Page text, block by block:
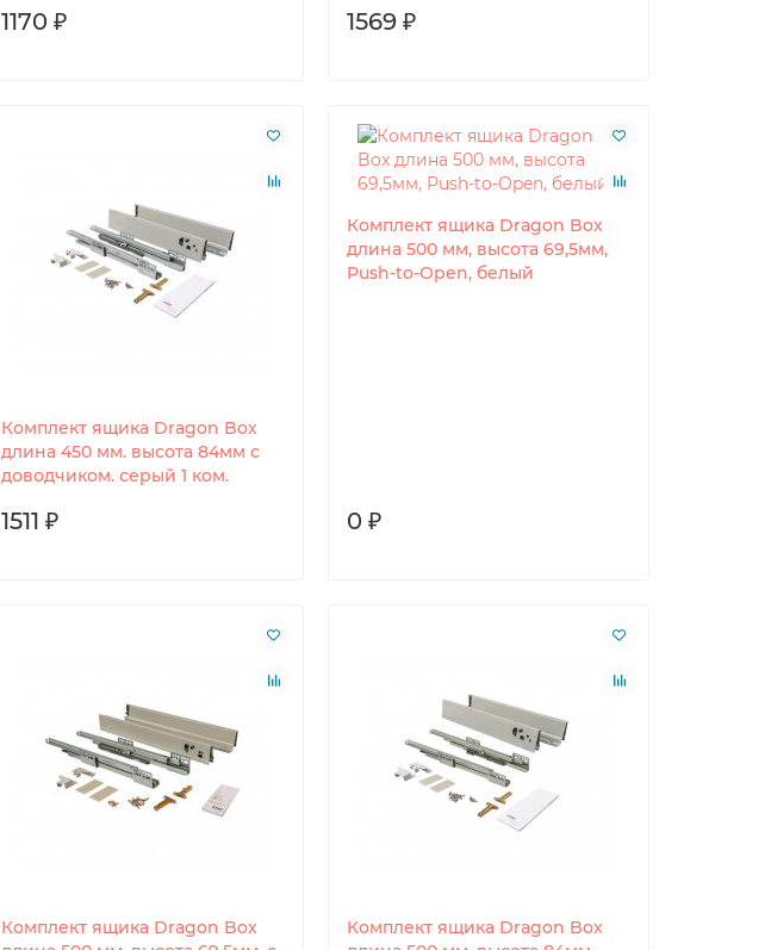
1170 ₽ 1569 ₽
Комплект ящика Dragon Box
длина 450 мм. высота 84мм с
доводчиком. серый 1 ком.
1511 ₽
Комплект ящика Dragon Box
длина 500 мм, высота 69,5мм,
Push-to-Open, белый
0 ₽
Комплект ящика Dragon Box
Комплект ящика Dragon Box